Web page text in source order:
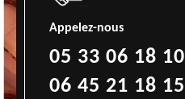
Appelez-nous
05 33 06 18 10
06 45 21 18 15